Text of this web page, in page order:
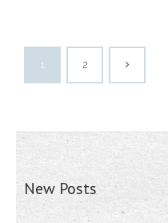
1 2
New Posts